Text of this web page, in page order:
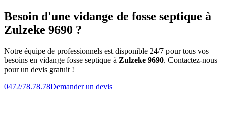
Besoin d'une vidange de fosse septique à
Zulzeke 9690 ?
Notre équipe de professionnels est disponible 24/7 pour tous vos
besoins en vidange fosse septique à Zulzeke 9690. Contactez-nous
pour un devis gratuit !
0472/78.78.78Demander un devis